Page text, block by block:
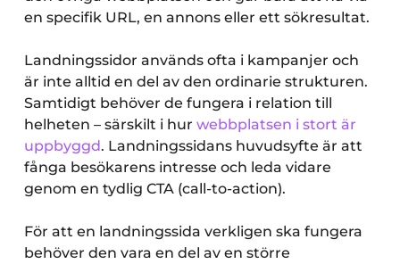
en specifik URL, en annons eller ett sökresultat.
Landningssidor används ofta i kampanjer och
är inte alltid en del av den ordinarie strukturen.
Samtidigt behöver de fungera i relation till
helheten – särskilt i hur webbplatsen i stort är
uppbyggd. Landningssidans huvudsyfte är att
fånga besökarens intresse och leda vidare
genom en tydlig CTA (call-to-action).
För att en landningssida verkligen ska fungera
behöver den vara en del av en större